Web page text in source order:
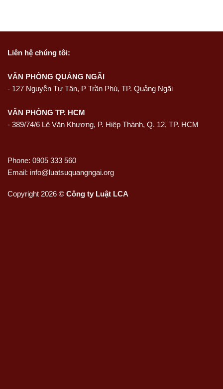
Liên hệ chúng tôi:
VĂN PHÒNG QUẢNG NGÃI
- 127 Nguyễn Tự Tân, P Trần Phú, TP. Quảng Ngãi
VĂN PHÒNG TP. HCM
- 389/74/6 Lê Văn Khương, P. Hiệp Thành, Q. 12, TP. HCM
Phone: 0905 333 560
Email: info@luatsuquangngai.org
Copyright 2026 © Công ty Luật LCA